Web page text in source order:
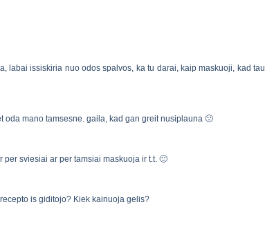
labai issiskiria nuo odos spalvos, ka tu darai, kaip maskuoji, kad tau
oda mano tamsesne. gaila, kad gan greit nusiplauna 🙁
sviesiai ar per tamsiai maskuoja ir t.t. 🙂
is giditojo? Kiek kainuoja gelis?